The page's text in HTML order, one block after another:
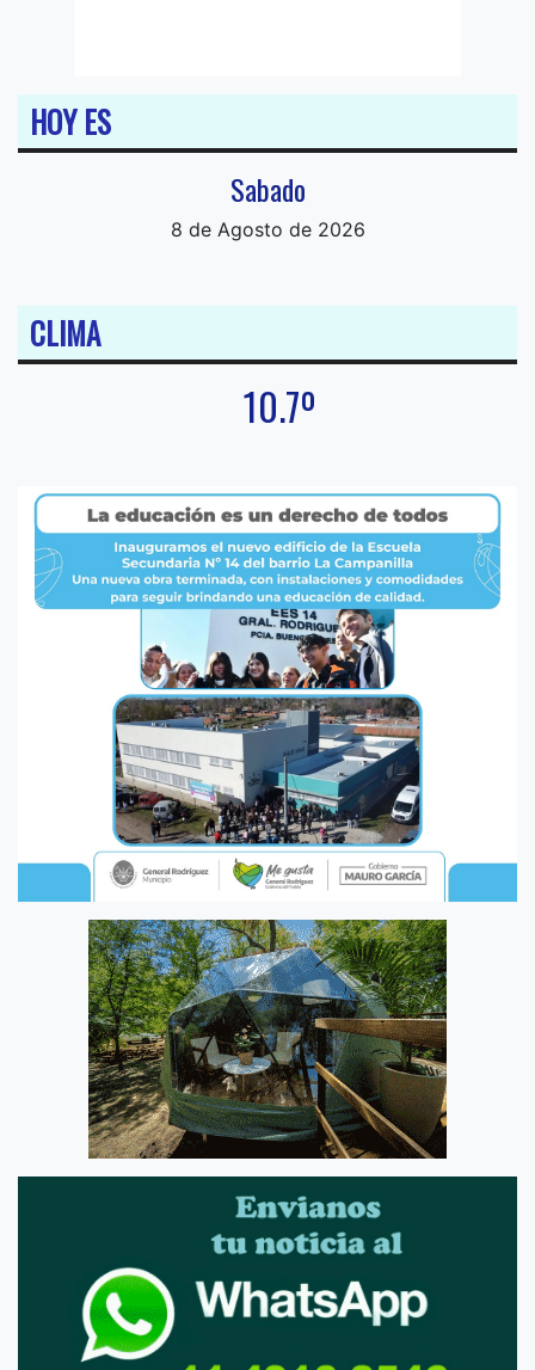
HOY ES
Sabado
8 de Agosto de 2026
CLIMA
10.7º